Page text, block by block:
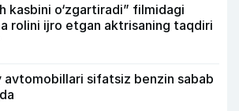
kasbini o‘zgartiradi” filmidagi
rolini ijro etgan aktrisaning taqdiri
avtomobillari sifatsiz benzin sabab